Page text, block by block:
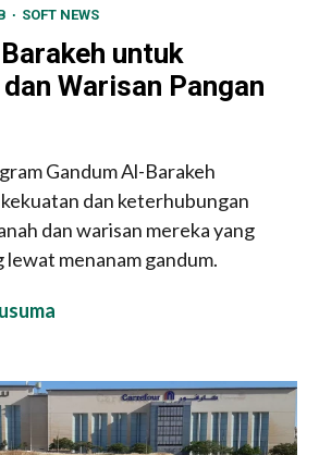
SOFT NEWS
untuk
Warisan Pangan
Gandum Al-Barakeh
dan keterhubungan
dan warisan mereka yang
lewat menanam gandum.